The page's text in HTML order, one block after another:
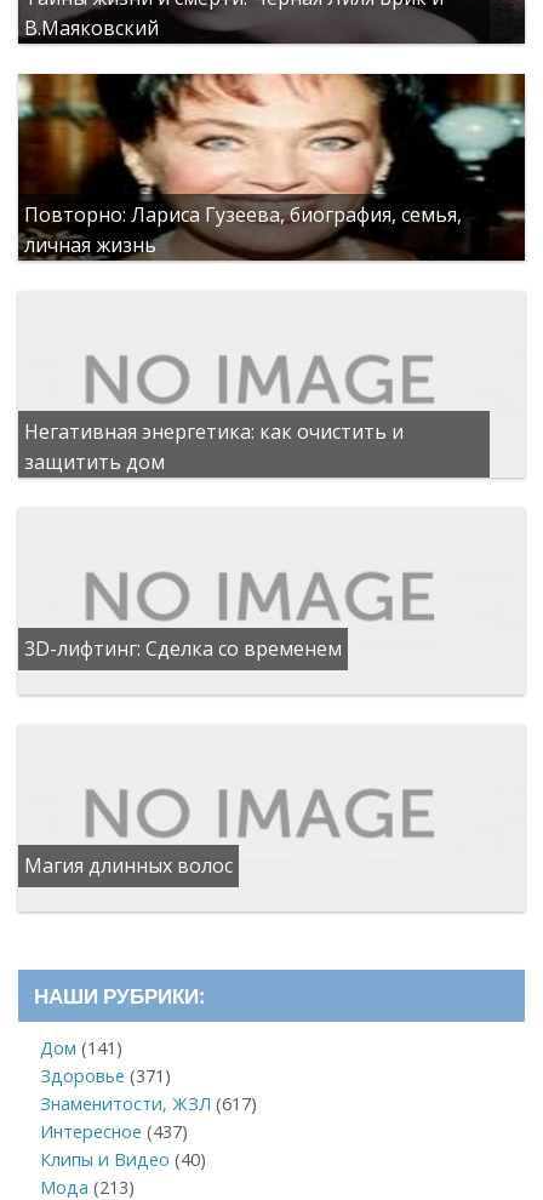
В.Маяковский
Повторно: Лариса Гузеева, биография, семья,
личная жизнь
Негативная энергетика: как очистить и
защитить дом
3D-лифтинг: Сделка со временем
Магия длинных волос
НАШИ РУБРИКИ:
Дом (141)
Здоровье (371)
Знаменитости, ЖЗЛ (617)
Интересное (437)
Клипы и Видео (40)
Мода (213)